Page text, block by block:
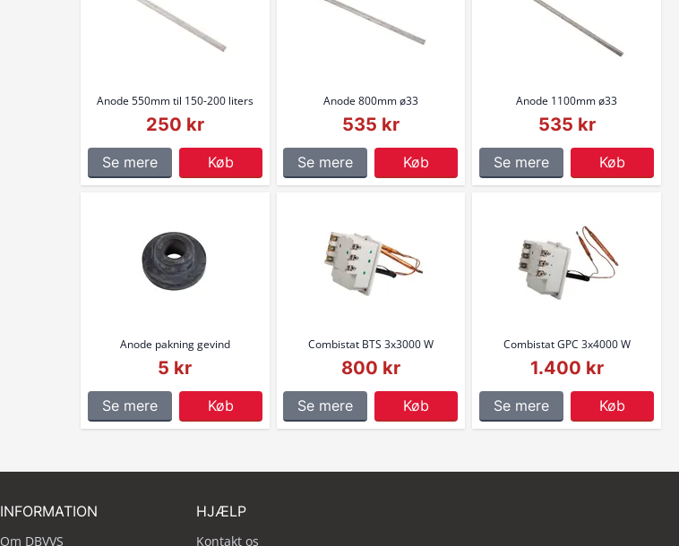
Anode 550mm til 150-200 liters
250 kr
Se mere Køb
Anode 800mm ø33
535 kr
Se mere Køb
Anode 1100mm ø33
535 kr
Se mere Køb
Anode pakning gevind
5 kr
Se mere Køb
Combistat BTS 3x3000 W
800 kr
Se mere Køb
Combistat GPC 3x4000 W
1.400 kr
Se mere Køb
INFORMATION
Om DBVVS
HJÆLP
Kontakt os